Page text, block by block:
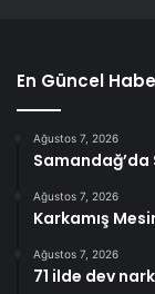
En Güncel
Ağustos 7, 2026
Samandağ’da
Ağustos 7, 2026
Karkamış
Ağustos 7, 2026
71 ilde dev